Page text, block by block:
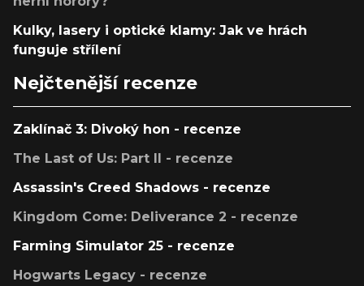
Kulky, lasery i optické klamy: Jak ve hrách
funguje střílení
Nejčtenější recenze
Zaklínač 3: Divoký hon - recenze
The Last of Us: Part II - recenze
Assassin's Creed Shadows - recenze
Kingdom Come: Deliverance 2 - recenze
Farming Simulator 25 - recenze
Hogwarts Legacy - recenze